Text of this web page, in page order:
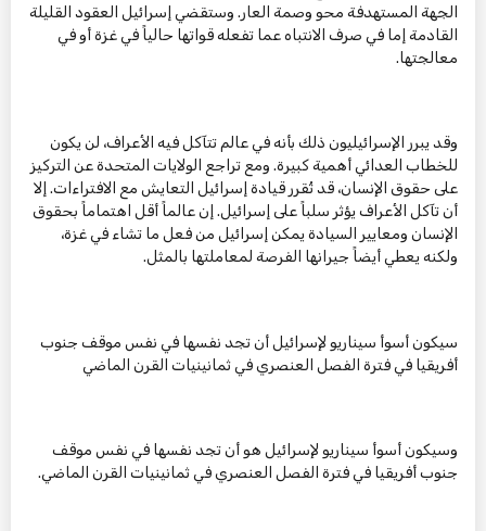
الجهة المستهدفة محو وصمة العار. وستقضي إسرائيل العقود القليلة
القادمة إما في صرف الانتباه عما تفعله قواتها حالياً في غزة أو في
معالجتها.
وقد يبرر الإسرائيليون ذلك بأنه في عالم تتآكل فيه الأعراف، لن يكون
للخطاب العدائي أهمية كبيرة. ومع تراجع الولايات المتحدة عن التركيز
على حقوق الإنسان، قد تُقرر قيادة إسرائيل التعايش مع الافتراءات. إلا
أن تآكل الأعراف يؤثر سلباً على إسرائيل. إن عالماً أقل اهتماماً بحقوق
الإنسان ومعايير السيادة يمكن إسرائيل من فعل ما تشاء في غزة،
ولكنه يعطي أيضاً جيرانها الفرصة لمعاملتها بالمثل.
سيكون أسوأ سيناريو لإسرائيل أن تجد نفسها في نفس موقف جنوب
أفريقيا في فترة الفصل العنصري في ثمانينيات القرن الماضي
وسيكون أسوأ سيناريو لإسرائيل هو أن تجد نفسها في نفس موقف
جنوب أفريقيا في فترة الفصل العنصري في ثمانينيات القرن الماضي.